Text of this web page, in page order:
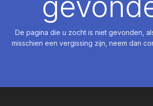
De pagina die u zocht is niet gevonden,
misschien een vergissing zijn, neem dan